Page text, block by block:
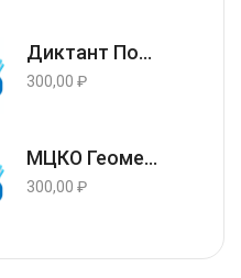
Диктант Победы ответы и варианты 24 апреля 2026
300,00 ₽
МЦКО Геометрия 8 класс ответы и задания г. Москва (77 регион) 23.04.2026
300,00 ₽